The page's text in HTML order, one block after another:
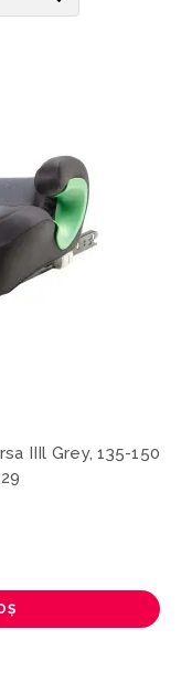
IIIl Grey, 135-150